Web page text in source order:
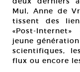
Mul, Anne de
tissent des
«Post-
jeune
scientifiques,
flux ou encore